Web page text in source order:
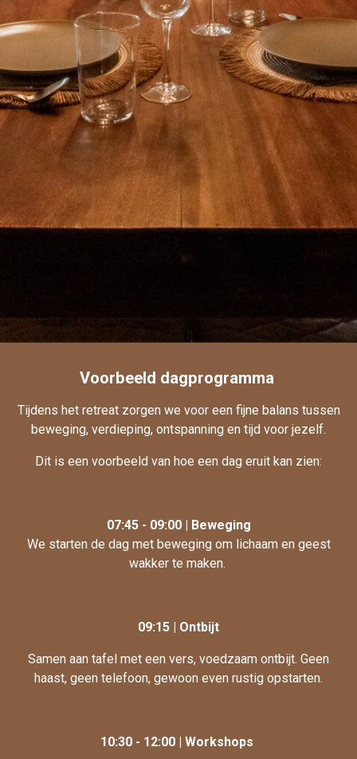
Voorbeeld dagprogramma
Tijdens het retreat zorgen we voor een fijne balans tussen
beweging, verdieping, ontspanning en tijd voor jezelf.
Dit is een voorbeeld van hoe een dag eruit kan zien:
07:45 - 09:00 | Beweging
We starten de dag met beweging om lichaam en geest
wakker te maken.
09:15 | Ontbijt
Samen aan tafel met een vers, voedzaam ontbijt. Geen
haast, geen telefoon, gewoon even rustig opstarten.
10:30 - 12:00 | Workshops